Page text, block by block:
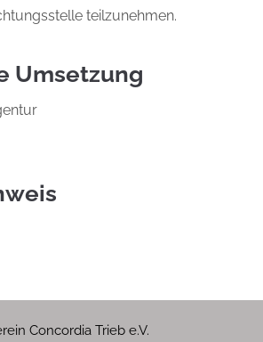
teilzunehmen.
Umsetzung
Concordia Trieb e.V.